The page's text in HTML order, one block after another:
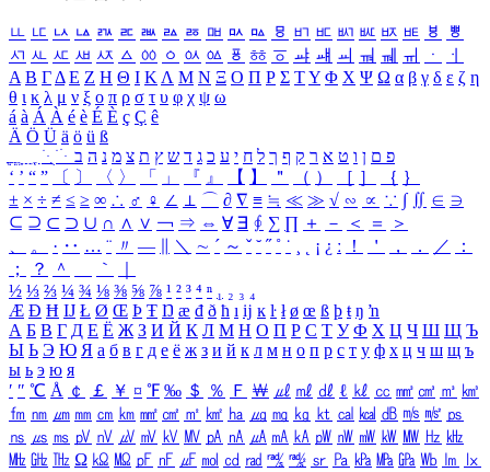
ㅥ ㅦ ㅧ ㅨ ㅩ ㅪ ㅫ ㅬ ㅭ ㅮ ㅯ ㅰ ㅱ ㅲ ㅳ ㅴ ㅵ ㅶ ㅷ ㅸ
ㅹ
ㅺ ㅻ ㅼ ㅽ ㅾ ㅿ ㆀ ㆁ ㆂ ㆃ ㆄ ㆅ ㆆ ㆇ ㆈ ㆉ ㆊ ㆋ ㆌ ㆍ
ㆎ
Α Β ΓΔ Ε Ζ Η Θ Ι ΚΛ Μ Ν Ξ Ο Π Ρ Σ ΤΥ Φ Χ Ψ Ω α β γ δ ε ζ η
θ ι κ λ μ ν ξ ο π ρ σ τ υ φ χ ψ ω
á à Á À é è É È ç Ç ê
Ä Ö Ü ä ö ü ß
ִֶֹ ֻּ ׁׂ פ ם ן ו ט א ר ק ף ך ל ח י ע כ ג ד ש ץ ת צ מ נ ה ב
‘ ’ “ ” 〔 〕 〈 〉 「 」 『 』 【 】 ＂ （ ） ［ ］ ｛ ｝
± × ÷ ≠ ≤ ≥ ∞ ∴ ♂ ♀ ∠ ⊥ ⌒ ∂ ∇ ≡ ≒ ≪ ≫ √ ∽ ∝ ∵ ∫ ∬ ∈ ∋
⊆ ⊇ ⊂ ⊃ ∪ ∩ ∧ ∨ ￢ ⇒ ⇔ ∀ ∃ ∮ ∑ ∏ ＋ － ＜ ＝
＞
、
。 · ‥ … ¨ 〃 ― ＼ ∼ ´ ～ ˇ ˘ ˝ ˚ ˙ ¸ ¡ ¿ ː ！ ＇ ， ． ／
：
；
？ ＾ ｀
½ ⅓ ⅔ ¼ ¾ ⅛ ⅜ ⅝ ⅞ ¹ ² ³ ⁴ ⁿ ₁ ₂ ₃ ₄
Æ Ð Ħ Ĳ Ł Ø Œ Þ Ŧ Ŋ æ đ ð ħ ı ĳ ĸ ŀ ł ø œ ß þ ŧ ŋ ŉ
А Б В Г Д Е Ё Ж З И Й К Л М Н О П Р С Т У Ф Х Ц Ч Ш Щ Ъ
Ы Ь Э Ю Я а б в г д е ё ж з и й к л м н о п р с т у ф х ц ч ш щ ъ
ы ь э ю я
′ ″ ℃ Å ￠ ￡ ￥ ¤ ℉ ‰ ＄ ％ Ｆ ￦ ㎕ ㎖ ㎗ ℓ ㎘ ㏄ ㎣ ㎤ ㎥ ㎦
㎙ ㎚ ㎛ ㎜ ㎝ ㎞ ㎟ ㎠ ㎡ ㎢ ㏊ ㎍ ㎎ ㎏ ㏏ ㎈ ㎉ ㏈ ㎧ ㎨ ㎰
㎱ ㎲ ㎳ ㎴ ㎵ ㎶ ㎷ ㎸ ㎹ ㎀ ㎁ ㎂ ㎃ ㎄ ㎺ ㎻ ㎽ ㎾ ㎿ ㎐ ㎑
㎒ ㎓ ㎔ Ω ㏀ ㏁ ㎊ ㎋ ㎌ ㏖ ㏅ ㎭ ㎮ ㎯ ㏛ ㎩ ㎪ ㎫ ㎬ ㏝ ㏐
㏓